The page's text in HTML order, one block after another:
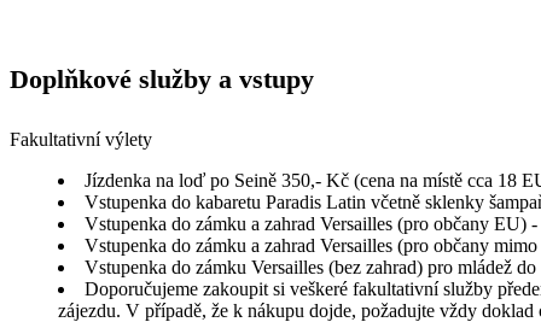
Doplňkové služby a vstupy
Fakultativní výlety
Jízdenka na loď po Seině 350,- Kč (cena na místě cca 18
Vstupenka do kabaretu Paradis Latin včetně sklenky
Vstupenka do zámku a zahrad Versailles (pro občany
Vstupenka do zámku a zahrad Versailles (pro občany
Vstupenka do zámku Versailles (bez zahrad) pro mládež
Doporučujeme zakoupit si veškeré fakultativní služby
zájezdu. V případě, že k nákupu dojde, požadujte vždy doklad